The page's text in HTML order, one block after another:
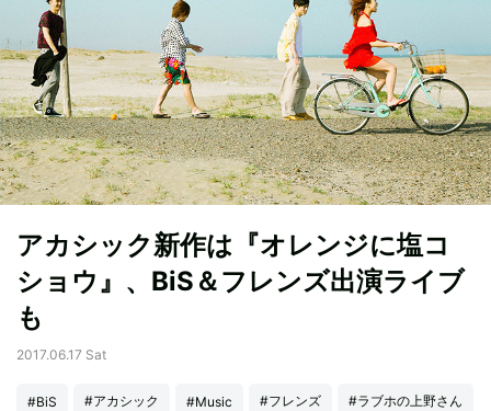
アカシック新作は『オレンジに塩コ
ショウ』、BiS＆フレンズ出演ライブ
も
2017.06.17 Sat
#BiS #アカシック #Music #フレンズ #ラブホの上野さん